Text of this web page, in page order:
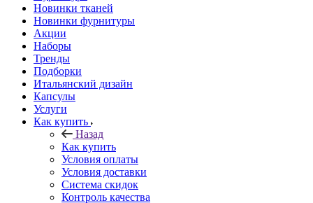
Новинки тканей
Новинки фурнитуры
Акции
Наборы
Тренды
Подборки
Итальянский дизайн
Капсулы
Услуги
Как купить
Назад
Как купить
Условия оплаты
Условия доставки
Система скидок
Контроль качества